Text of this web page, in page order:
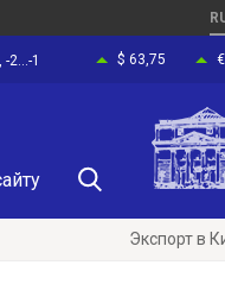
$ 63,75
2...-1
Экспорт в Китае